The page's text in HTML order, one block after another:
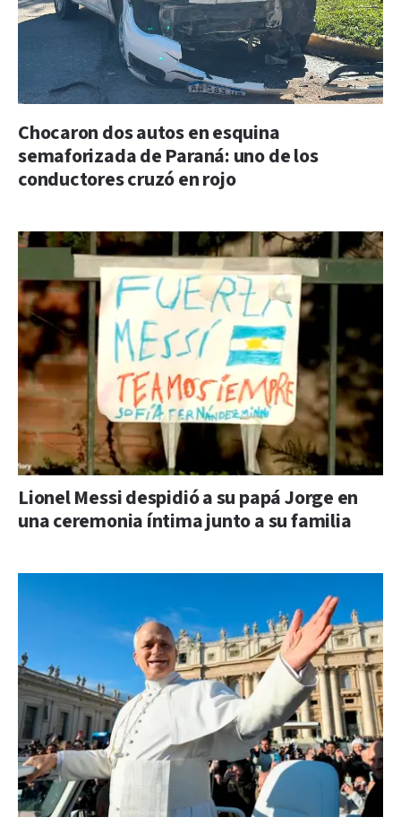
Chocaron dos autos en esquina
semaforizada de Paraná: uno de los
conductores cruzó en rojo
Lionel Messi despidió a su papá Jorge en
una ceremonia íntima junto a su familia